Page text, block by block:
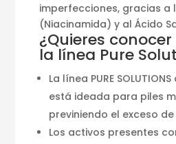
imperfecciones, gracias a
(Niacinamida) y al Ácido
¿Quieres
la línea Pure
La línea PURE SOLUTIONS
está ideada para piles
previniendo el exceso
Los activos presentes